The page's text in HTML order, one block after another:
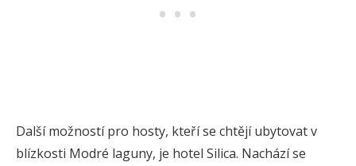
Další možností pro hosty, kteří se chtějí ubytovat v
blízkosti Modré laguny, je hotel Silica. Nachází se